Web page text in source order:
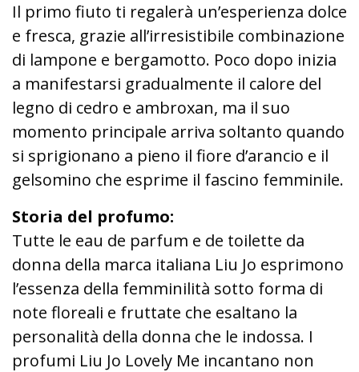
Il primo fiuto ti regalerà un’esperienza dolce
e fresca, grazie all’irresistibile combinazione
di lampone e bergamotto. Poco dopo inizia
a manifestarsi gradualmente il calore del
legno di cedro e ambroxan, ma il suo
momento principale arriva soltanto quando
si sprigionano a pieno il fiore d’arancio e il
gelsomino che esprime il fascino femminile.
Storia del profumo:
Tutte le eau de parfum e de toilette da
donna della marca italiana Liu Jo esprimono
l’essenza della femminilità sotto forma di
note floreali e fruttate che esaltano la
personalità della donna che le indossa. I
profumi Liu Jo Lovely Me incantano non